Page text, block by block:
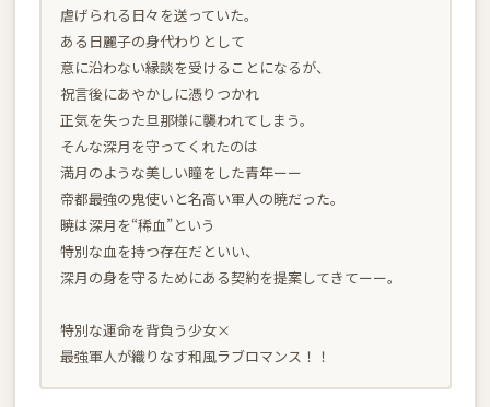
虐げられる日々を送っていた。
ある日麗子の身代わりとして
意に沿わない縁談を受けることになるが、
祝言後にあやかしに憑りつかれ
正気を失った旦那様に襲われてしまう。
そんな深月を守ってくれたのは
満月のような美しい瞳をした青年ーー
帝都最強の鬼使いと名高い軍人の暁だった。
暁は深月を“稀血”という
特別な血を持つ存在だといい、
深月の身を守るためにある契約を提案してきてーー。
特別な運命を背負う少女×
最強軍人が織りなす和風ラブロマンス！！